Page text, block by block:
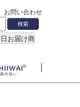
お問い合わせ
お届け商